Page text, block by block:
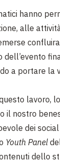
hanno
alle
dell’evento
a portare la
lavoro,
il nostro
dei
Youth Panel
dello